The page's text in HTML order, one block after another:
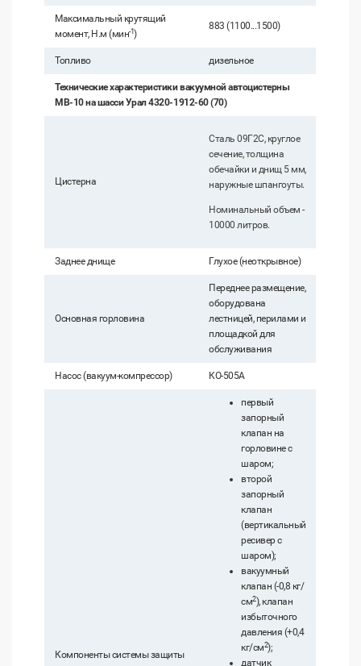
Максимальный крутящий
момент, Н.м (мин-1)
883 (1100...1500)
Топливо дизельное
Технические характеристики вакуумной автоцистерны
МВ-10 на шасси Урал 4320-1912-60 (70)
Цистерна
Сталь 09Г2С, круглое
сечение, толщина
обечайки и днищ 5 мм,
наружные шпангоуты.
Номинальный объем -
10000 литров.
Заднее днище Глухое (неоткрывное)
Основная горловина
Переднее размещение,
оборудована
лестницей, перилами и
площадкой для
обслуживания
Насос (вакуум-компрессор) КО-505А
Компоненты системы защиты
первый
запорный
клапан на
горловине с
шаром;
второй
запорный
клапан
(вертикальный
ресивер с
шаром);
вакуумный
клапан (-0,8 кг/
см2), клапан
избыточного
давления (+0,4
кг/см2);
датчик